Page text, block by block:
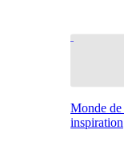
Monde
inspiration